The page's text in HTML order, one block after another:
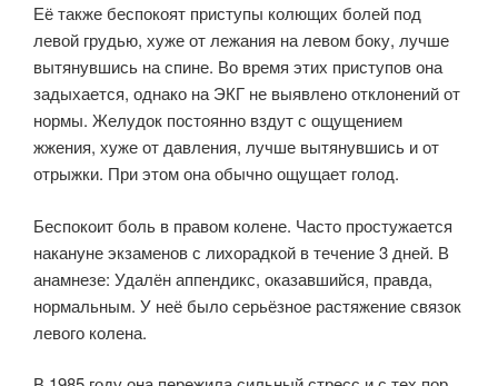
Её также беспокоят приступы колющих болей под
левой грудью, хуже от лежания на левом боку, лучше
вытянувшись на спине. Во время этих приступов она
задыхается, однако на ЭКГ не выявлено отклонений от
нормы. Желудок постоянно вздут с ощущением
жжения, хуже от давления, лучше вытянувшись и от
отрыжки. При этом она обычно ощущает голод.
Беспокоит боль в правом колене. Часто простужается
накануне экзаменов с лихорадкой в течение 3 дней. В
анамнезе: Удалён аппендикс, оказавшийся, правда,
нормальным. У неё было серьёзное растяжение связок
левого колена.